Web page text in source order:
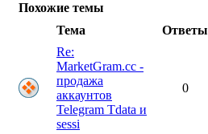
Похожие темы
Тема
Ответы
Re:
MarketGram.cc -
продажа
аккаунтов
Telegram Tdata и
sessi
0